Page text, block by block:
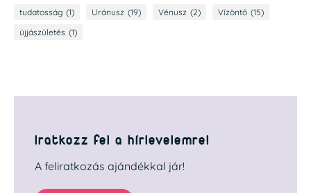
tudatosság (1) Uránusz (19) Vénusz (2) Vízöntő (15)
újjászületés (1)
Iratkozz fel a hírlevelemre!
A feliratkozás ajándékkal jár!